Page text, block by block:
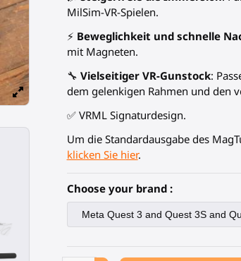
MilSim-VR-Spielen.
⚡ Beweglichkeit und schnelle
mit Magneten.
🔧 Vielseitiger VR-Gunstock:
dem gelenkigen Rahmen und den
✅ VRML Signaturdesign.
Um die Standardausgabe des
klicken Sie hier.
Choose your brand :